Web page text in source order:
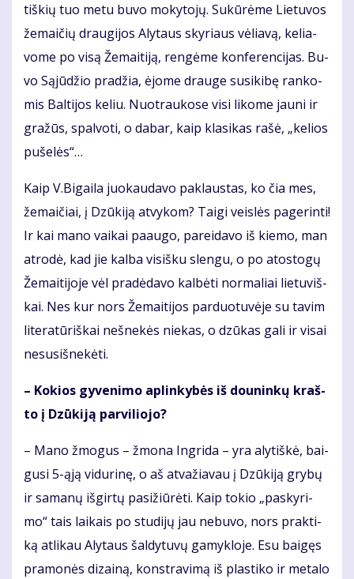
tiš­kių tuo me­tu bu­vo mo­ky­to­jų. Su­kū­rė­me Lie­tu­vos
že­mai­čių drau­gi­jos Aly­taus sky­riaus vė­lia­vą, ke­lia­
vo­me po vi­są Že­mai­ti­ją, ren­gė­me kon­fe­ren­ci­jas. Bu­
vo Są­jū­džio pra­džia, ėjo­me drau­ge su­si­ki­bę ran­ko­
mis Bal­ti­jos ke­liu. Nuo­trau­ko­se vi­si li­ko­me jau­ni ir
gra­žūs, spal­vo­ti, o da­bar, kaip kla­si­kas ra­šė, „ke­lios
pu­še­lės“…
Kaip V.Bi­gai­la juo­kau­da­vo pa­klaus­tas, ko čia mes,
že­mai­čiai, į Dzū­ki­ją at­vy­kom? Tai­gi veis­lės pa­ge­rin­ti!
Ir kai ma­no vai­kai pa­au­go, par­ei­da­vo iš kie­mo, man
at­ro­dė, kad jie kal­ba vi­siš­ku slen­gu, o po atos­to­gų
Že­mai­ti­jo­je vėl pra­dė­da­vo kal­bė­ti nor­ma­liai lie­tu­viš­
kai. Nes kur nors Že­mai­ti­jos par­duo­tu­vė­je su ta­vim
li­te­ra­tū­riš­kai neš­ne­kės nie­kas, o dzū­kas ga­li ir vi­sai
nesu­si­šne­kė­ti.
– Ko­kios gy­ve­ni­mo ap­lin­ky­bės iš dou­nin­kų kraš­
to į Dzū­ki­ją par­vi­lio­jo?
– Ma­no žmo­gus – žmo­na In­gri­da – yra aly­tiš­kė, bai­
gu­si 5-ąją vi­du­ri­nę, o aš at­va­žia­vau į Dzū­ki­ją gry­bų
ir sa­ma­nų iš­gir­tų pa­si­žiū­rė­ti. Kaip to­kio „pa­sky­ri­
mo“ tais lai­kais po stu­di­jų jau ne­bu­vo, nors prak­ti­
ką at­li­kau Aly­taus šal­dy­tu­vų ga­myk­lo­je. Esu bai­gęs
pra­mo­nės di­zai­ną, kon­stra­vi­mą iš plas­ti­ko ir me­ta­lo